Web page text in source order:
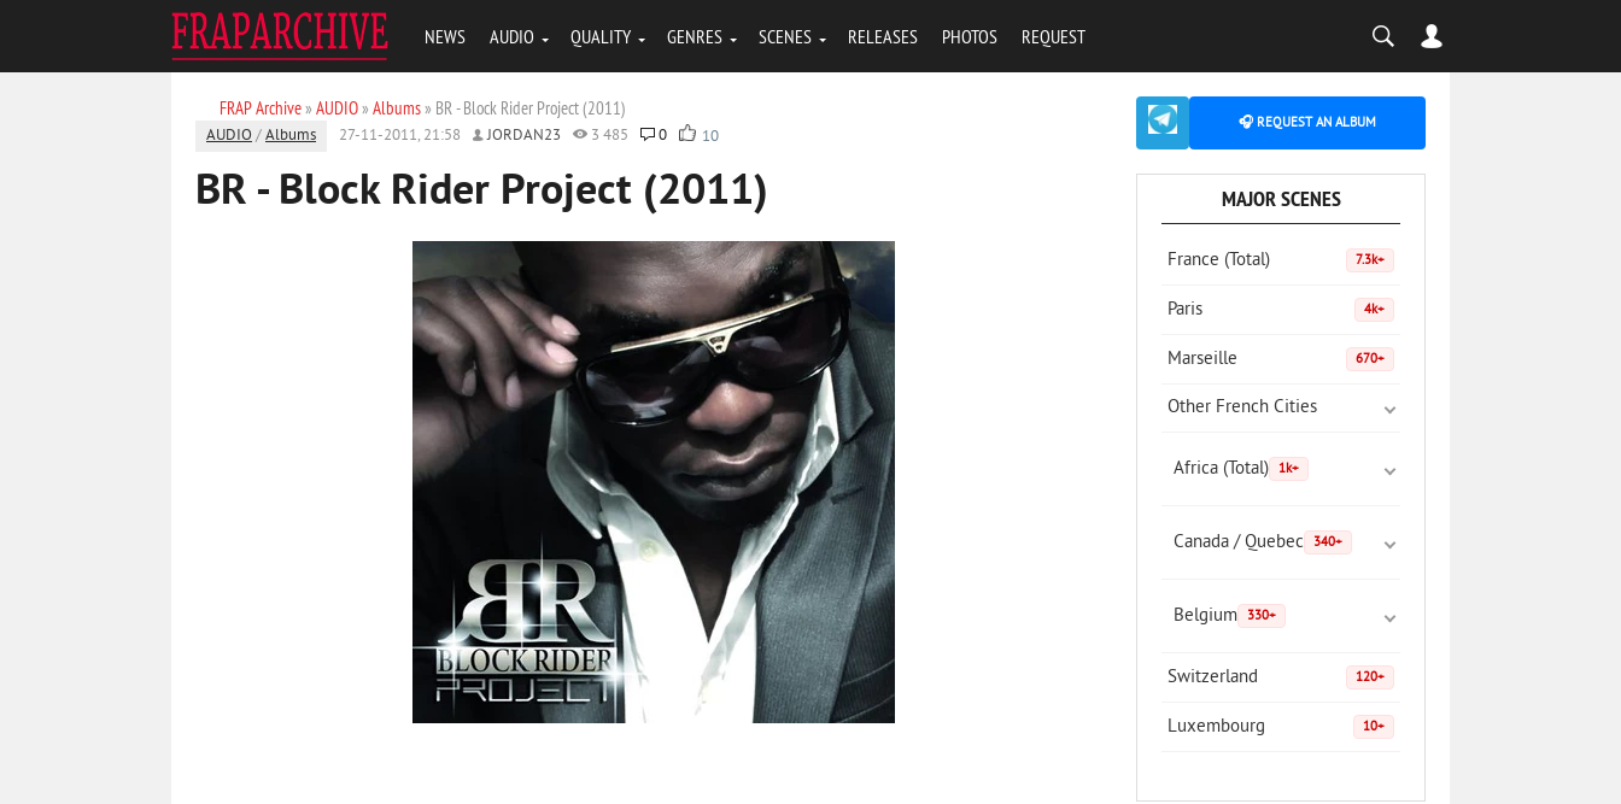
NEWS AUDIO QUALITY GENRES SCENES RELEASES PHOTOS REQUEST
FRAP Archive» AUDIO» Albums» BR - Block Rider Project (2011)
AUDIO /Albums 27-11-2011, 21:58 JORDAN23 3 485 0 10
BR - Block Rider Project (2011)
🎧 REQUEST AN ALBUM
MAJOR SCENES
France (Total) 7.3k+
Paris 4k+
Marseille 670+
Other French Cities
Africa (Total) 1k+
Canada / Quebec 340+
Belgium 330+
Switzerland 120+
Luxembourg 10+